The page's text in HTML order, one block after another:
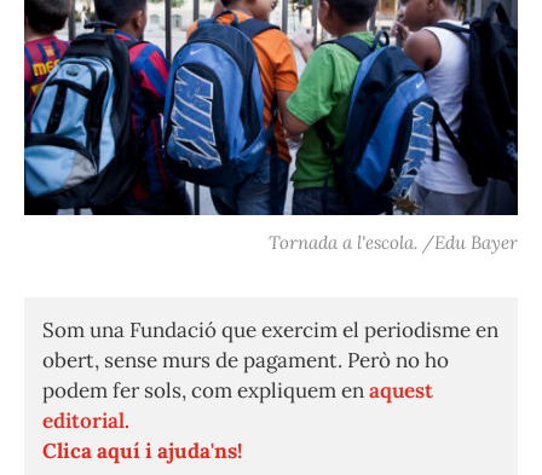
Tornada a l'escola. /Edu Bayer
Som una Fundació que exercim el periodisme en
obert, sense murs de pagament. Però no ho
podem fer sols, com expliquem enaquest
editorial.
Clica aquí i ajuda'ns!